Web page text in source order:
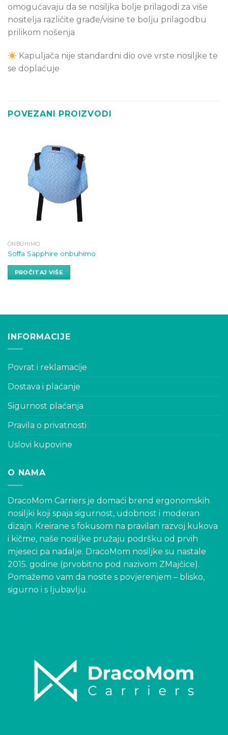
omogućavaju da se nosiljka bolje prilagodi za više
nositelja različite građe/visine te bolju prilagodbu
prilikom nošenja
Kapuljača nije standardni dio ove vrste nosiljke te
se doplaćuje
POVEZANI PROIZVODI
ONBUHIMO
Soffa Sapphire onbuhimo
PROČITAJ VIŠE
INFORMACIJE
Povrat i reklamacije
Dostava i plaćanje
Sigurnost plaćanja
Pravila o privatnosti
Uslovi kupovine
O NAMA
DracoMom Carriers je domaći brend ergonomskih
nosiljki koji spaja sigurnost, udobnost i moderan
dizajn. Kreirane s fokusom na pravilan razvoj kukova
i kičme, naše nosiljke pružaju podršku od prvih
mjeseci pa nadalje. DracoMom nosiljke su nastale
2015. godine (prvobitno pod nazivom ZMajčice).
Pomažemo vam da nosite s povjerenjem – blisko,
sigurno i s ljubavlju.